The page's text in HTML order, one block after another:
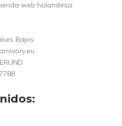
web holandesa:
Bajos